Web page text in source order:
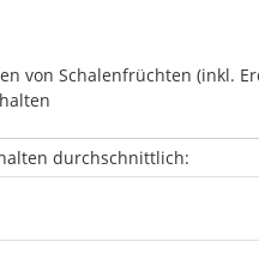
von Schalenfrüchten (inkl.
durchschnittlich: